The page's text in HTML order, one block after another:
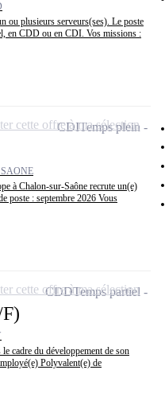
ou plusieurs serveurs(ses). Le poste
en CDD ou en CDI. Vos missions :
à Chalon-sur-Saône recrute un(e)
poste : septembre 2026 Vous
CDITemps plein
cette offre à ma sélection
cadre du développement de son
Polyvalent(e) de
CDDTemps partiel
cette offre à ma sélection